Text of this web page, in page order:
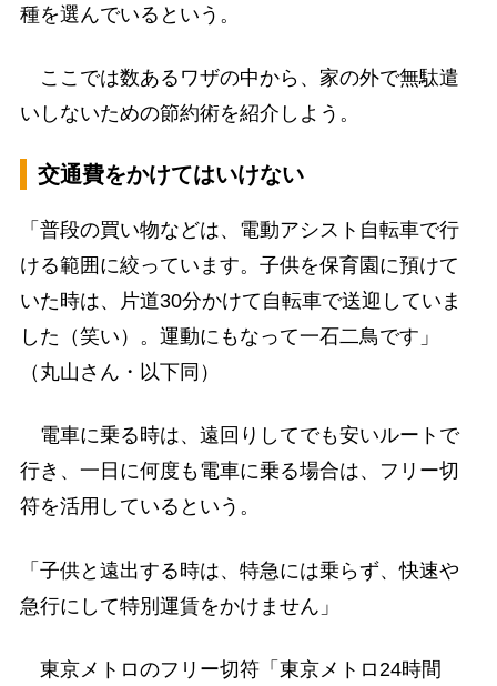
種を選んでいるという。
ここでは数あるワザの中から、家の外で無駄遣
いしないための節約術を紹介しよう。
交通費をかけてはいけない
「普段の買い物などは、電動アシスト自転車で行
ける範囲に絞っています。子供を保育園に預けて
いた時は、片道30分かけて自転車で送迎していま
した（笑い）。運動にもなって一石二鳥です」
（丸山さん・以下同）
電車に乗る時は、遠回りしてでも安いルートで
行き、一日に何度も電車に乗る場合は、フリー切
符を活用しているという。
「子供と遠出する時は、特急には乗らず、快速や
急行にして特別運賃をかけません」
東京メトロのフリー切符「東京メトロ24時間